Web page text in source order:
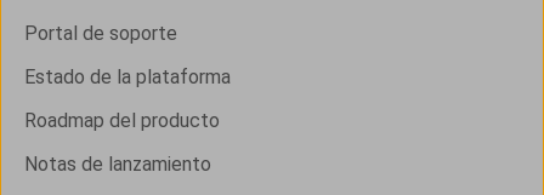
Portal de soporte
Estado de la plataforma
Roadmap del producto
Notas de lanzamiento